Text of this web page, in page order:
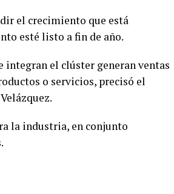
el crecimiento que está
esté listo a fin de año.
integran el clúster generan ventas
o servicios, precisó el
la industria, en conjunto